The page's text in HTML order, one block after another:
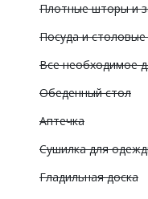
Плотные шторы и
Посуда и
Все необходимое
Обеденный стол
Аптечка
Сушилка для
Гладильная доска